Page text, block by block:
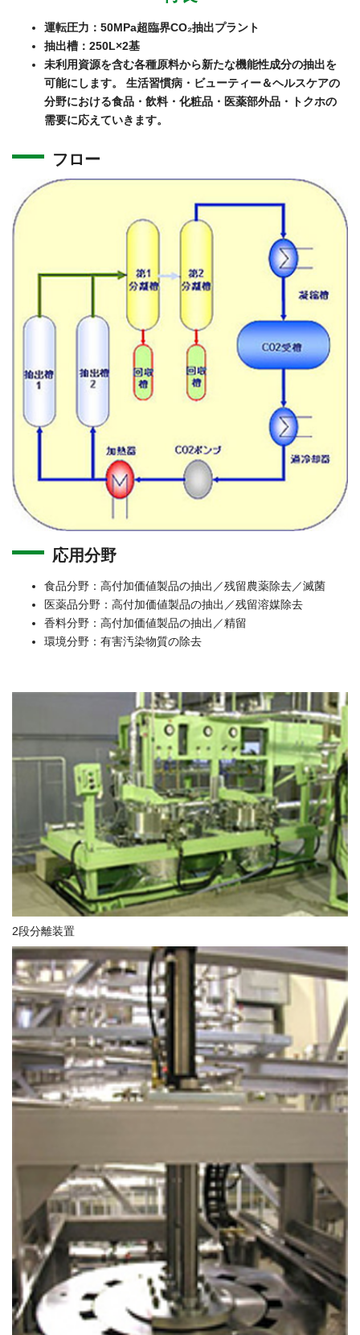
運転圧力：50MPa超臨界CO₂抽出プラント
抽出槽：250L×2基
未利用資源を含む各種原料から新たな機能性成分の抽出を
可能にします。生活習慣病・ビューティー＆ヘルスケアの
分野における食品・飲料・化粧品・医薬部外品・トクホの
需要に応えていきます。
フロー
応用分野
食品分野：高付加価値製品の抽出／残留農薬除去／滅菌
医薬品分野：高付加価値製品の抽出／残留溶媒除去
香料分野：高付加価値製品の抽出／精留
環境分野：有害汚染物質の除去
2段分離装置